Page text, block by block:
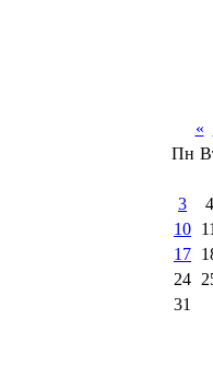
«
Пн
3
4
10
17
24
31